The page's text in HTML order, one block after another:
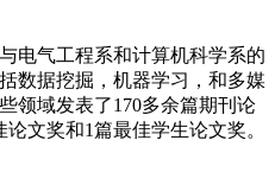
电气工程系和计算机科学系的
数据挖掘，机器学习，和多媒
领域发表了170多余篇期刊论
文奖和1篇最佳学生论文奖。